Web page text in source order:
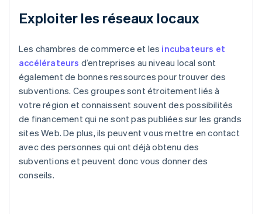
Exploiter les réseaux locaux
Les chambres de commerce et les incubateurs et
accélérateurs d’entreprises au niveau local sont
également de bonnes ressources pour trouver des
subventions. Ces groupes sont étroitement liés à
votre région et connaissent souvent des possibilités
de financement qui ne sont pas publiées sur les grands
sites Web. De plus, ils peuvent vous mettre en contact
avec des personnes qui ont déjà obtenu des
subventions et peuvent donc vous donner des
conseils.